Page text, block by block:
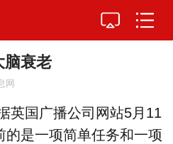
脑衰老
网
英国广播公司网站5月11
的是一项简单任务和一项